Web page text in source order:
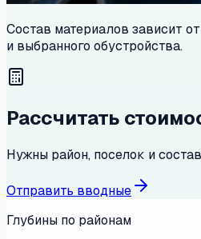
Состав материалов зависит
и выбранного обустройства.
Рассчитать
Нужны район, поселок и
Отправить вводные
Глубины по районам